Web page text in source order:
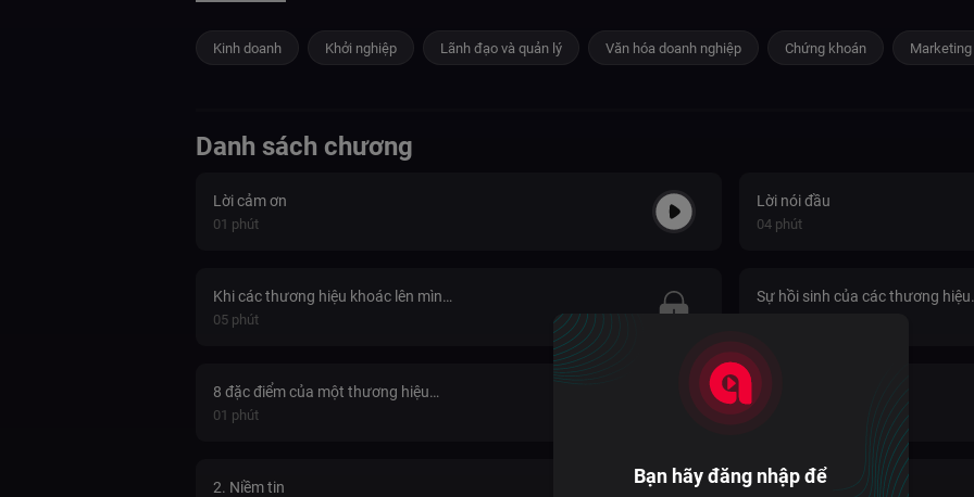
Hành trình định hình dấu ấn cá nhân và doanh nghiệp bắt đầu từ cuốn Tạo dựng thương hiệu của tác giả Fabian
Kinh doanh Khởi nghiệp Lãnh đạo và quản lý Văn hóa doanh nghiệp Chứng khoán
Danh sách chương
Lời cảm ơn
01 phút
Lời nói đầu
04 phút
Khi các thương hiệu khoác lên mình
những bộ trang phục
05 phút
Sự hồi sinh của các thương hiệu
8 đặc điểm của một thương hiệu
thành công và những điều răn
01 phút
1. Câu chuyện
2. Niềm tin 3. Mục đích
Bạn hãy đăng nhập để